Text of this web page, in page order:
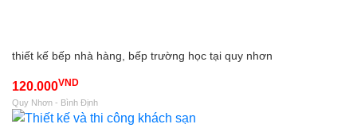
thiết kế bếp nhà hàng, bếp trường học tại quy nhơn
120.000VND
Quy Nhơn - Bình Định